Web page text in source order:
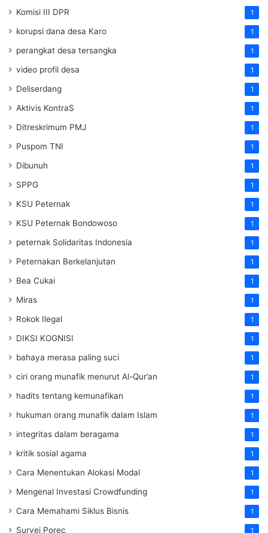
Komisi III DPR 1
korupsi dana desa Karo 1
perangkat desa tersangka 1
video profil desa 1
Deliserdang 1
Aktivis KontraS 1
Ditreskrimum PMJ 1
Puspom TNI 1
Dibunuh 1
SPPG 1
KSU Peternak 1
KSU Peternak Bondowoso 1
peternak Solidaritas Indonesia 1
Peternakan Berkelanjutan 1
Bea Cukai 1
Miras 1
Rokok Ilegal 1
DIKSI KOGNISI 1
bahaya merasa paling suci 1
ciri orang munafik menurut Al-Qur’an 1
hadits tentang kemunafikan 1
hukuman orang munafik dalam Islam 1
integritas dalam beragama 1
kritik sosial agama 1
Cara Menentukan Alokasi Modal 1
Mengenal Investasi Crowdfunding 1
Cara Memahami Siklus Bisnis 1
Survei Porec 1